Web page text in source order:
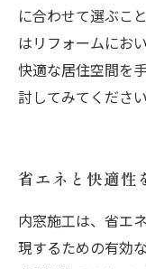
に合わせて選ぶこ
はリフォームにお
快適な居住空間を
討してみてください
省エネと快適性
内窓施工は、省エ
現するための有効